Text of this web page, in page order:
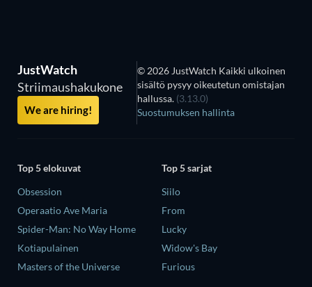
JustWatch
Striimaushakukone
We are hiring!
© 2026 JustWatch Kaikki ulkoinen
sisältö pysyy oikeutetun omistajan
hallussa. (3.13.0)
Suostumuksen hallinta
Top 5 elokuvat
Obsession
Operaatio Ave Maria
Spider-Man: No Way Home
Kotiapulainen
Masters of the Universe
Top 5 sarjat
Siilo
From
Lucky
Widow's Bay
Furious